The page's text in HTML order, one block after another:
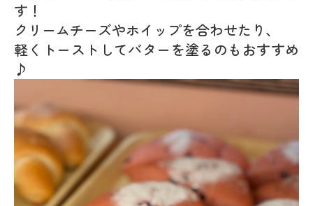
す！
クリームチーズやホイップを合わせたり、
軽くトーストしてバターを塗るのもおすすめ
♪